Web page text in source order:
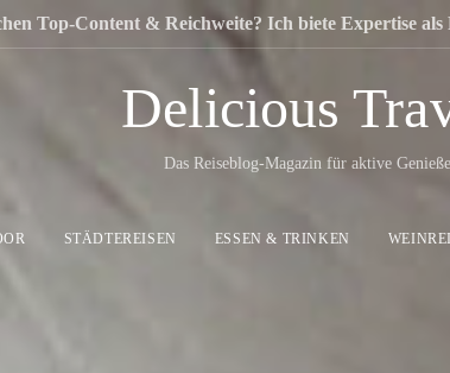
Top-Content & Reichweite? Ich biete Expertise
Delicious
Das Reiseblog-Magazin für aktive
STÄDTEREISEN ESSEN & TRINKEN